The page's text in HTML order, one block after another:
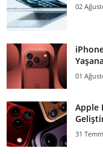
02
01
Apple
31